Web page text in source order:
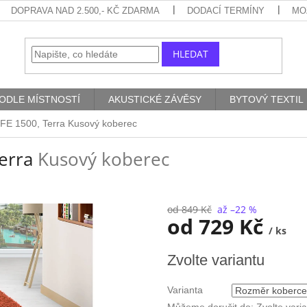
DOPRAVA NAD 2.500,- KČ ZDARMA DODACÍ TERMÍNY
HLEDAT
MÍSTNOSTÍ AKUSTICKÉ ZÁVĚSY BYTOVÝ TEXTIL
1500, Terra Kusový koberec
Kusový koberec
od 849 Kč až –22 %
od 729 Kč / ks
cena:
Zvolte variantu
Varianta